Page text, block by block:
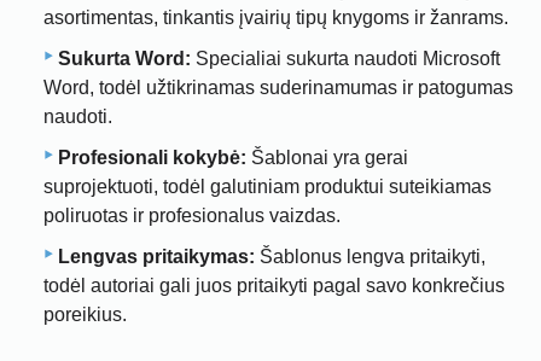
asortimentas, tinkantis įvairių tipų knygoms ir žanrams.
Sukurta Word: Specialiai sukurta naudoti Microsoft
Word, todėl užtikrinamas suderinamumas ir patogumas
naudoti.
Profesionali kokybė: Šablonai yra gerai
suprojektuoti, todėl galutiniam produktui suteikiamas
poliruotas ir profesionalus vaizdas.
Lengvas pritaikymas: Šablonus lengva pritaikyti,
todėl autoriai gali juos pritaikyti pagal savo konkrečius
poreikius.